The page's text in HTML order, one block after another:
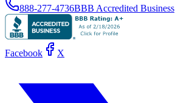
888-277-4736BBB Accredited Business
Facebook X